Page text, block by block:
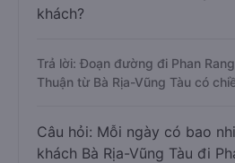
khách?
Trả lời: Đoạn đường đi Phan
Thuận từ Bà Rịa-Vũng Tàu có
Câu hỏi: Mỗi ngày có bao
khách Bà Rịa-Vũng Tàu đi